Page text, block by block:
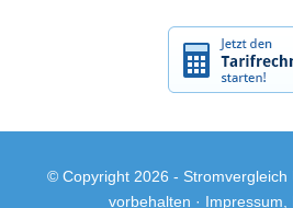
© Copyright 2026 - Stromvergleich
vorbehalten · Impressum